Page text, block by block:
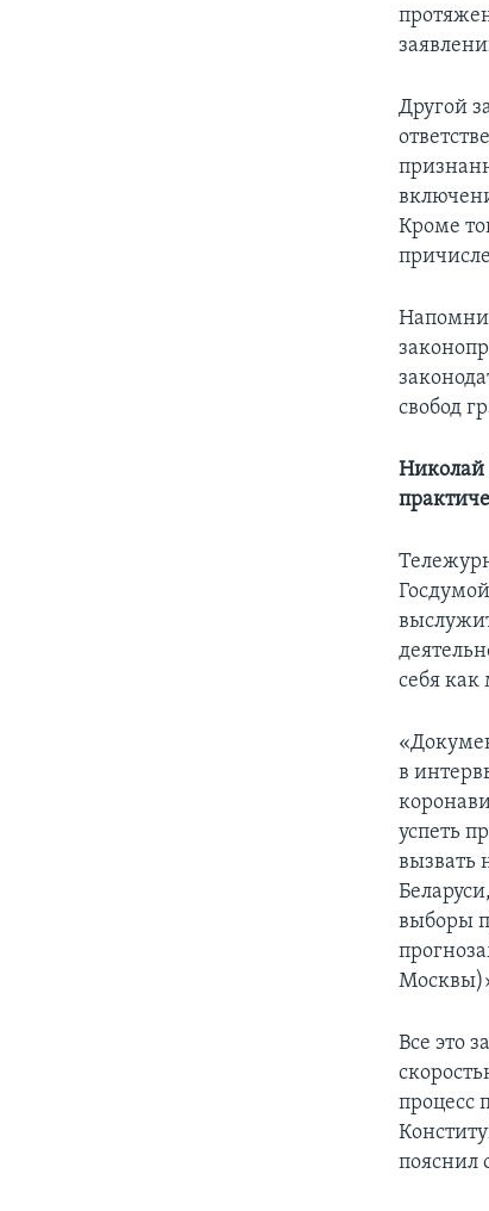
Другой
Кроме
свобод
Николай
себя как
в
успеть
вызвать
выборы
Все это
процесс
пояснил